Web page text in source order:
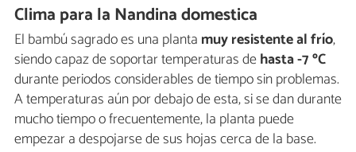
Clima para la Nandina domestica
El bambú sagrado es una planta muy resistente al frío,
siendo capaz de soportar temperaturas dehasta -7 ºC
durante periodos considerables de tiempo sin problemas.
A temperaturas aún por debajo de esta, si se dan durante
mucho tiempo o frecuentemente, la planta puede
empezar a despojarse de sus hojas cerca de la base.